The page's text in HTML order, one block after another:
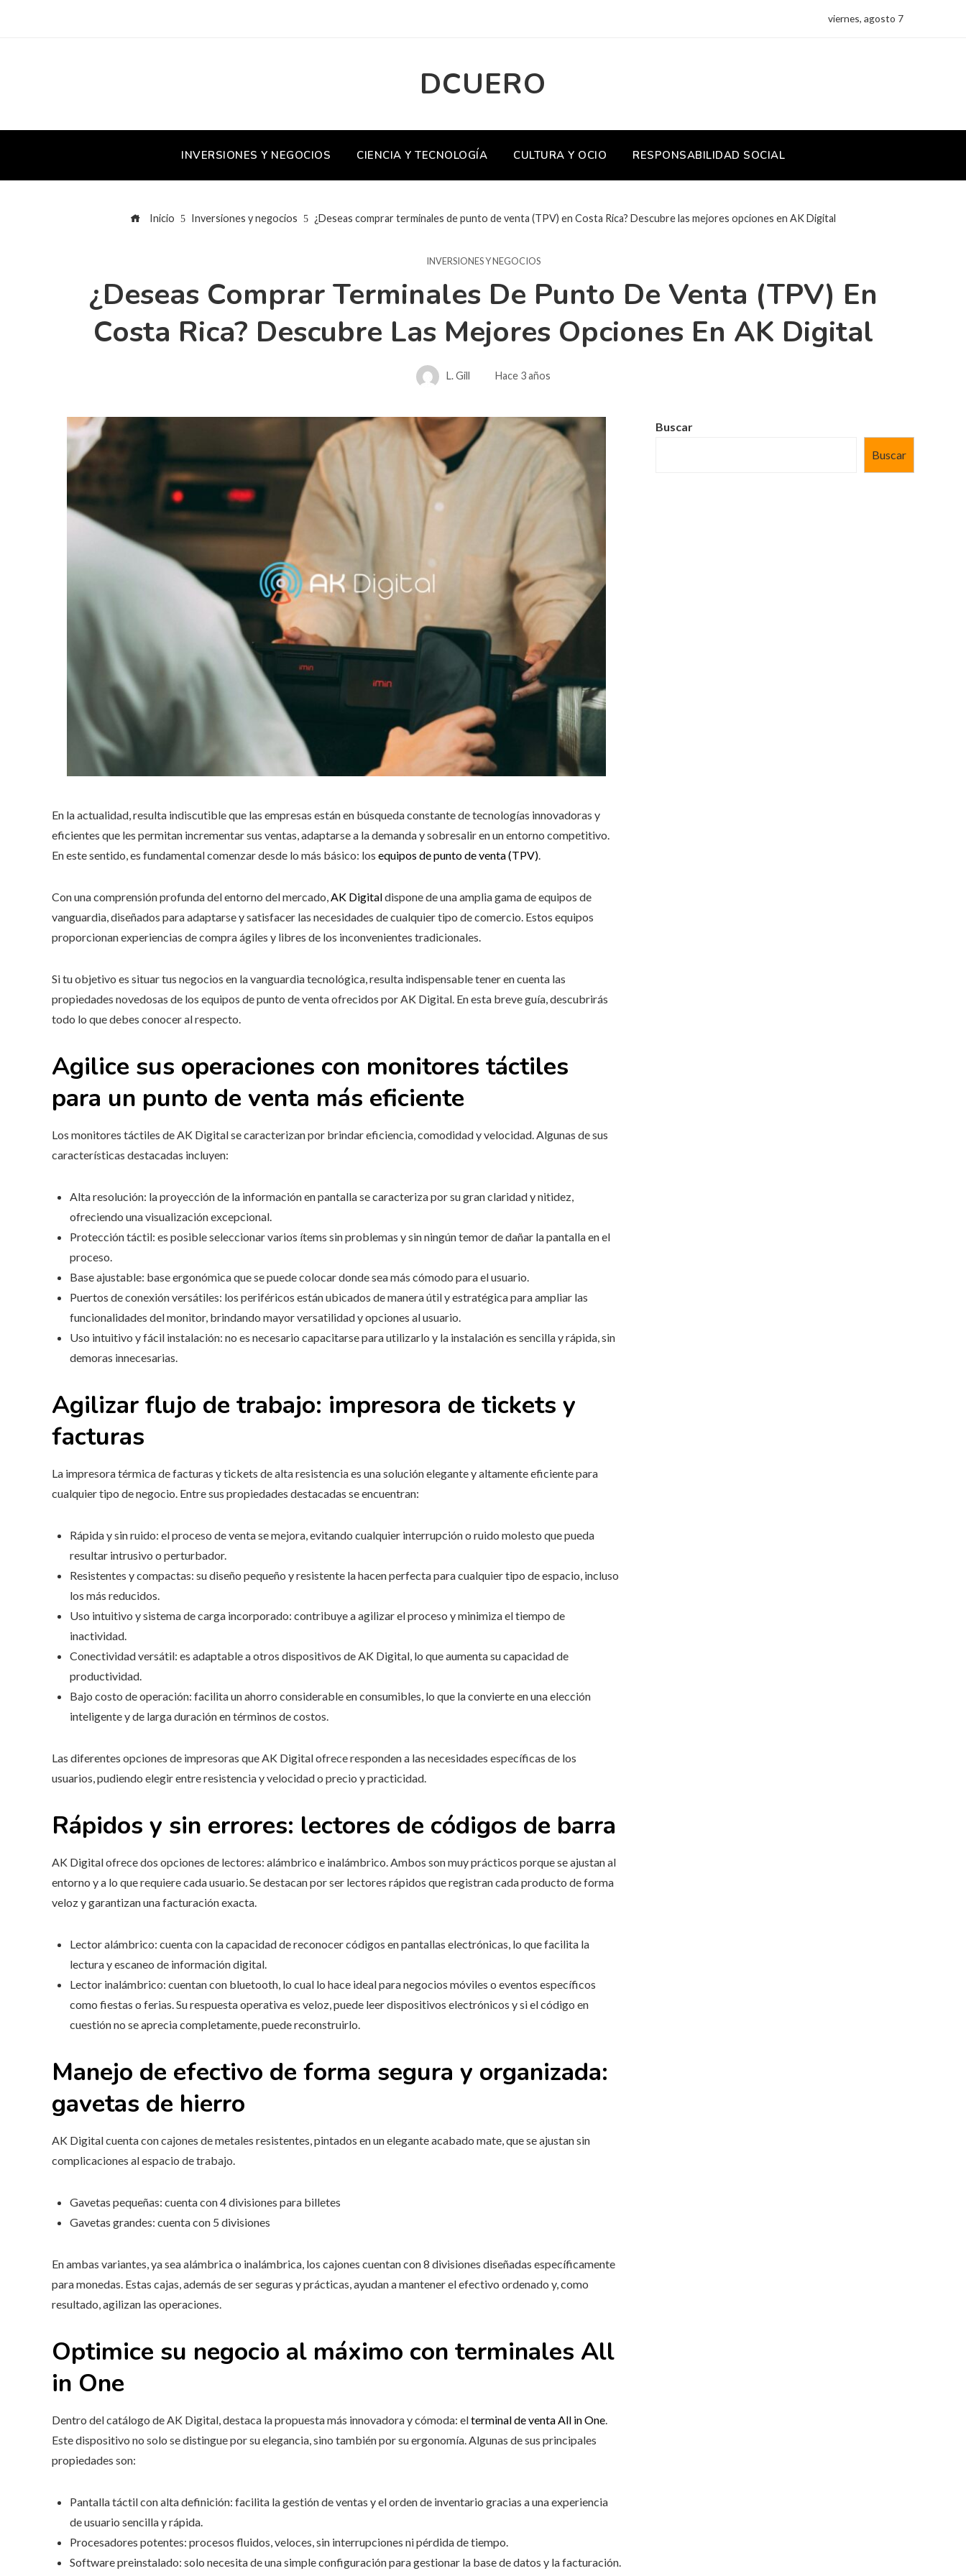
viernes, agosto 7
DCUERO
INVERSIONES Y NEGOCIOS CIENCIA Y TECNOLOGÍA CULTURA Y OCIO RESPONSABILIDAD SOCIAL
Inicio Inversiones y negocios ¿Deseas comprar terminales de punto de venta (TPV) en Costa Rica? Descubre las mejores opciones en AK Digital
INVERSIONES Y NEGOCIOS
¿Deseas Comprar Terminales De Punto De Venta (TPV) En
Costa Rica? Descubre Las Mejores Opciones En AK Digital
L. Gill Hace 3 años
En la actualidad, resulta indiscutible que las empresas están en búsqueda constante de tecnologías innovadoras y
eficientes que les permitan incrementar sus ventas, adaptarse a la demanda y sobresalir en un entorno competitivo.
En este sentido, es fundamental comenzar desde lo más básico: los equipos de punto de venta (TPV).
Con una comprensión profunda del entorno del mercado,AK Digitaldispone de una amplia gama de equipos de
vanguardia, diseñados para adaptarse y satisfacer las necesidades de cualquier tipo de comercio. Estos equipos
proporcionan experiencias de compra ágiles y libres de los inconvenientes tradicionales.
Si tu objetivo es situar tus negocios en la vanguardia tecnológica, resulta indispensable tener en cuenta las
propiedades novedosas de los equipos de punto de venta ofrecidos por AK Digital. En esta breve guía, descubrirás
todo lo que debes conocer al respecto.
Agilice sus operaciones con monitores táctiles
para un punto de venta más eficiente
Los monitores táctiles de AK Digital se caracterizan por brindar eficiencia, comodidad y velocidad. Algunas de sus
características destacadas incluyen:
Alta resolución: la proyección de la información en pantalla se caracteriza por su gran claridad y nitidez,
ofreciendo una visualización excepcional.
Protección táctil: es posible seleccionar varios ítems sin problemas y sin ningún temor de dañar la pantalla en el
proceso.
Base ajustable: base ergonómica que se puede colocar donde sea más cómodo para el usuario.
Puertos de conexión versátiles: los periféricos están ubicados de manera útil y estratégica para ampliar las
funcionalidades del monitor, brindando mayor versatilidad y opciones al usuario.
Uso intuitivo y fácil instalación: no es necesario capacitarse para utilizarlo y la instalación es sencilla y rápida, sin
demoras innecesarias.
Agilizar flujo de trabajo: impresora de tickets y
facturas
La impresora térmica de facturas y tickets de alta resistencia es una solución elegante y altamente eficiente para
cualquier tipo de negocio. Entre sus propiedades destacadas se encuentran:
Rápida y sin ruido: el proceso de venta se mejora, evitando cualquier interrupción o ruido molesto que pueda
resultar intrusivo o perturbador.
Resistentes y compactas: su diseño pequeño y resistente la hacen perfecta para cualquier tipo de espacio, incluso
los más reducidos.
Uso intuitivo y sistema de carga incorporado: contribuye a agilizar el proceso y minimiza el tiempo de
inactividad.
Conectividad versátil: es adaptable a otros dispositivos de AK Digital, lo que aumenta su capacidad de
productividad.
Bajo costo de operación: facilita un ahorro considerable en consumibles, lo que la convierte en una elección
inteligente y de larga duración en términos de costos.
Las diferentes opciones de impresoras que AK Digital ofrece responden a las necesidades específicas de los
usuarios, pudiendo elegir entre resistencia y velocidad o precio y practicidad.
Rápidos y sin errores: lectores de códigos de barra
AK Digital ofrece dos opciones de lectores: alámbrico e inalámbrico. Ambos son muy prácticos porque se ajustan al
entorno y a lo que requiere cada usuario. Se destacan por ser lectores rápidos que registran cada producto de forma
veloz y garantizan una facturación exacta.
Lector alámbrico: cuenta con la capacidad de reconocer códigos en pantallas electrónicas, lo que facilita la
lectura y escaneo de información digital.
Lector inalámbrico: cuentan con bluetooth, lo cual lo hace ideal para negocios móviles o eventos específicos
como fiestas o ferias. Su respuesta operativa es veloz, puede leer dispositivos electrónicos y si el código en
cuestión no se aprecia completamente, puede reconstruirlo.
Manejo de efectivo de forma segura y organizada:
gavetas de hierro
AK Digital cuenta con cajones de metales resistentes, pintados en un elegante acabado mate, que se ajustan sin
complicaciones al espacio de trabajo.
Gavetas pequeñas: cuenta con 4 divisiones para billetes
Gavetas grandes: cuenta con 5 divisiones
En ambas variantes, ya sea alámbrica o inalámbrica, los cajones cuentan con 8 divisiones diseñadas específicamente
para monedas. Estas cajas, además de ser seguras y prácticas, ayudan a mantener el efectivo ordenado y, como
resultado, agilizan las operaciones.
Optimice su negocio al máximo con terminales All
in One
Dentro del catálogo de AK Digital, destaca la propuesta más innovadora y cómoda: elterminal de venta All in One.
Este dispositivo no solo se distingue por su elegancia, sino también por su ergonomía. Algunas de sus principales
propiedades son:
Pantalla táctil con alta definición: facilita la gestión de ventas y el orden de inventario gracias a una experiencia
de usuario sencilla y rápida.
Procesadores potentes: procesos fluidos, veloces, sin interrupciones ni pérdida de tiempo.
Software preinstalado: solo necesita de una simple configuración para gestionar la base de datos y la facturación.
Buscar
Buscar